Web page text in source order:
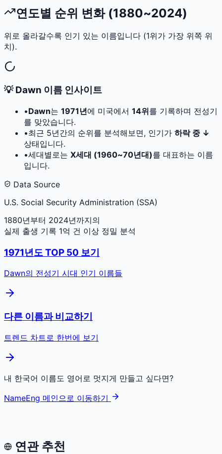
연도별 순위 변화 (1880~2024)
위로 올라갈수록 인기 있는 이름입니다 (1위가 가장 위쪽 위
치).
💡Dawn 이름 인사이트
•Dawn는 1971 년에 미국에서 14위를 기록하며 전성기
를 맞았습니다.
•최근 5년간의 순위를 분석해보면, 인기가 하락 중 ↓
상태입니다.
•세대별로는 X세대 (1960~70년대)를 대표하는 이름
입니다.
Data Source
U.S. Social Security Administration (SSA)
1880년부터 2024년까지의
실제 출생 기록 1억 건 이상 정밀 분석
1971년도 TOP 50 보기
Dawn의 전성기 시대 인기 이름들
다른 이름과 비교하기
트렌드 차트로 한번에 보기
내 한국어 이름도 영어로 멋지게 만들고 싶다면?
NameEng 메인으로 이동하기
연관 추천